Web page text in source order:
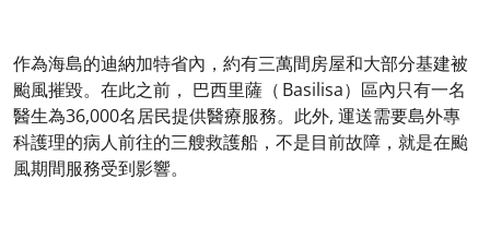
作為海島的迪納加特省內，約有三萬間房屋和大部分基建被
颱風摧毀。在此之前， 巴西里薩（ Basilisa）區內只有一名
醫生為36,000名居民提供醫療服務。此外, 運送需要島外專
科護理的病人前往的三艘救護船，不是目前故障，就是在颱
風期間服務受到影響。